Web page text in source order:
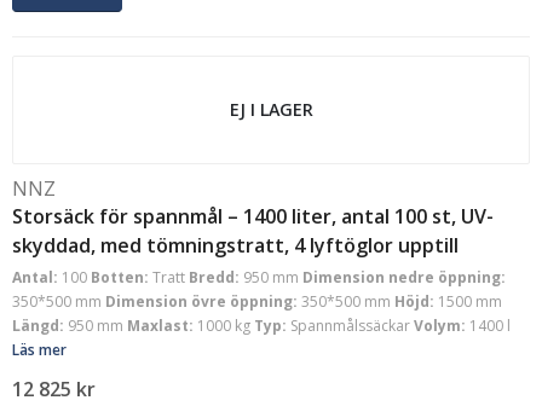
EJ I LAGER
NNZ
Storsäck för spannmål – 1400 liter, antal 100 st, UV-
skyddad, med tömningstratt, 4 lyftöglor upptill
Antal: 100 Botten: Tratt Bredd: 950 mm Dimension nedre öppning:
350*500 mm Dimension övre öppning: 350*500 mm Höjd: 1500 mm
Längd: 950 mm Maxlast: 1000 kg Typ: SpannmålssäckarVolym: 1400 l
Läs mer
12 825 kr